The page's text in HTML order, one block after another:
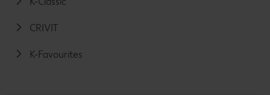
CRIVIT
K-Favourites